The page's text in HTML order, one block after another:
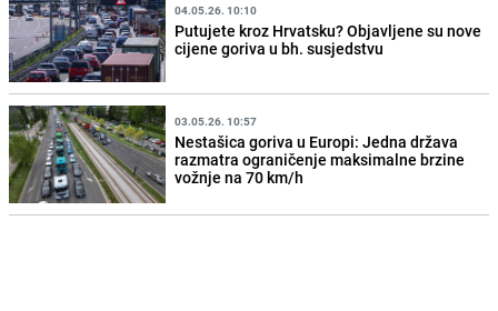
04.05.26. 10:10
Putujete kroz Hrvatsku? Objavljene su nove
cijene goriva u bh. susjedstvu
03.05.26. 10:57
Nestašica goriva u Europi: Jedna država
razmatra ograničenje maksimalne brzine
vožnje na 70 km/h